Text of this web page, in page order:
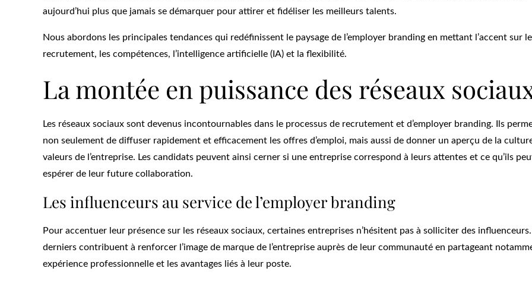
aujourd’hui plus que jamais se démarquer pour attirer et fidéliser les meilleurs talents.
Nous abordons les principales tendances qui redéfinissent le paysage de l’employer branding en mettant l’accent sur le
recrutement, les compétences, l’intelligence artificielle (IA) et la flexibilité.
La montée en puissance des réseaux
Les réseaux sociaux sont devenus incontournables dans le processus de recrutement et d’employer branding. Ils
non seulement de diffuser rapidement et efficacement les offres d’emploi, mais aussi de donner un aperçu de la
valeurs de l’entreprise. Les candidats peuvent ainsi cerner si une entreprise correspond à leurs attentes et ce qu’ils
espérer de leur future collaboration.
Les influenceurs au service de l’employer branding
Pour accentuer leur présence sur les réseaux sociaux, certaines entreprises n’hésitent pas à solliciter des
derniers contribuent à renforcer l’image de marque de l’entreprise auprès de leur communauté en partageant
expérience professionnelle et les avantages liés à leur poste.